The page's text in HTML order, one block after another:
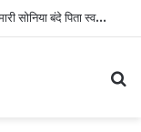
महासमुंद जिला हैंडबॉल संघ के दो महिला खिलाड़ियों कुमारी सोनिया बंदे पिता स्वर्गीय कार्तिक बंदे कुमारी दिव्या सिन्हा पिता स्वर्गीय लक्ष्मीचंद सिन्हा को छत्तीसगढ़ शासन के द्वारा उत्कृष्ट